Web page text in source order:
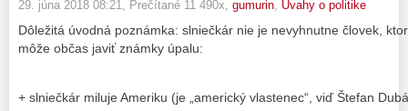
29. júna 2018 08:21 , Prečítané 11 490x, gumurin Úvahy o politike
Dôležitá úvodná poznámka: slniečkár nie je nevyhnutne človek,
môže občas javiť známky úpalu:
+ slniečkár miluje Ameriku (je „americký vlastenec“, viď Štefan